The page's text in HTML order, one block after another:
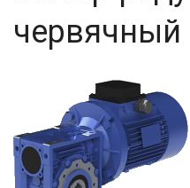
червячный